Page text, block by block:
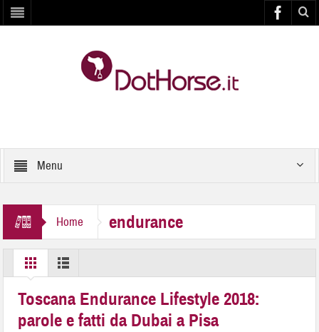
Menu
Home endurance
Toscana Endurance Lifestyle 2018:
parole e fatti da Dubai a Pisa